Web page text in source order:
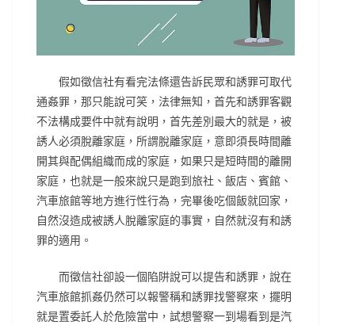
假如徵信社有看完法條還告訴民眾和誘罪可取代
通姦罪，那只能說可笑，法律無知，首先和誘罪客觀
不法構成要件中就有說明，首先差別最大的就是，被
誘人必須脫離家庭，所謂脫離家庭，意即須長時間離
開其與配偶組織而成的家庭，如果只是短時間的離開
家庭，也就是一般來說只是跑到旅社、飯店、賓館、
汽車旅館等地方進行性行為，完畢後吃個飯就回家，
自然沒造成被誘人脫離家庭的事實，自然就沒有和誘
罪的適用。
而徵信社卻設一個陷阱說可以提告和誘罪，說在
汽車旅館抓姦仍然可以報警稱和誘罪找警察來，擺明
就是置委託人於危險當中，試想警察一到場看到是汽